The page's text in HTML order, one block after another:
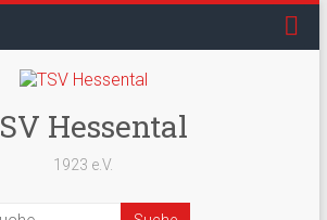
Hessental
1923 e.V.